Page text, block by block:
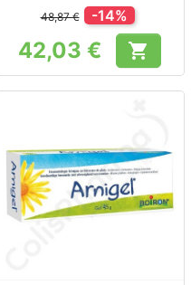
48,87 € -14%
Prix
42,03 € 